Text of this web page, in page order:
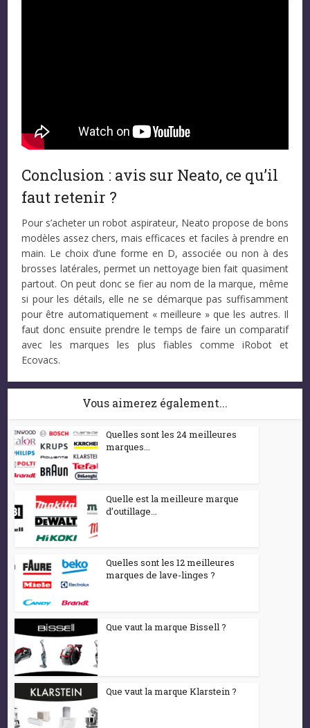
Conclusion : avis sur Neato, ce qu’il
faut retenir ?
Pour s’acheter un robot aspirateur, Neato propose de bons
modèles assez chers, mais efficaces et faciles à prendre en
main. Le choix d’une forme en D, associée ou non à des
brosses latérales, permet un nettoyage bien fait quasiment
partout. On peut donc se fier au nom de la marque, même
si pour les détails, elle ne se démarque pas suffisamment
pour être automatiquement « meilleure » que les autres. Il
faut donc ensuite prendre le temps de faire un comparatif
avec les marques les plus fiables comme iRobot et
Ecovacs.
Vous aimerez également...
Quelles sont les 24 meilleures
marques...
Quelle est la meilleure marque
d’outillage...
Quelles sont les 12 meilleures
marques de lave-linges ?
Que vaut la marque Bissell ?
Que vaut la marque Klarstein ?